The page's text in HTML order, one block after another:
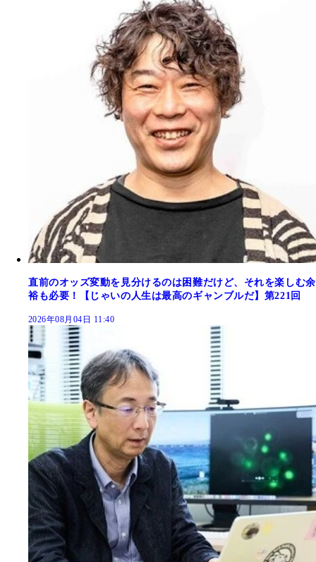
直前のオッズ変動を見分けるのは困難だけど、それを楽しむ余
裕も必要！【じゃいの人生は最高のギャンブルだ】第221回
2026年08月04日 11:40